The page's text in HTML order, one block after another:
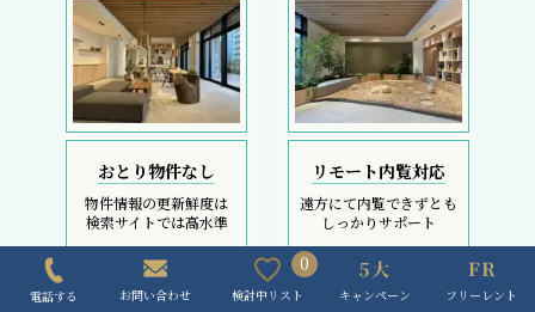
採寸サービス
申込後は当社スタッフが
お部屋を採寸致します
スマホで完結
内覧現地待ち合わせ
SMS・LINEで対応
電話する お問い合わせ
0
検討中リスト キャンペーン フリーレント